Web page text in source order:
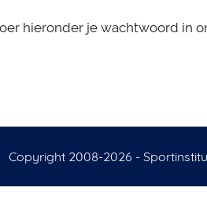
hieronder je wachtwoord in
Copyright 2008-2026 -